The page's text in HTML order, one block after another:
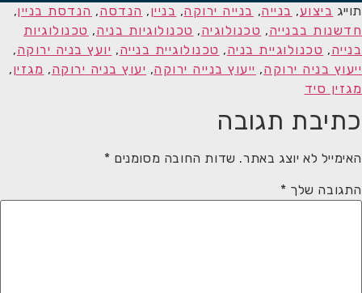
תוייג ביצוע, בנייה, בנייה ירוקה, בניין, הנדסה, הנדסת בניין,
חדשנות בבנייה, טכנולוגיה, טכנולוגיות בניה, טכנולוגיות
בנייה, טכנולוגיית בניה, טכנולוגיית בנייה, יועץ בניה ירוקה,
ייעוץ בניה ירוקה, ייעוץ בנייה ירוקה, יעוץ בניה ירוקה, מגזין,
מגזין סיד
כתיבת תגובה
האימייל לא יוצג באתר. שדות החובה מסומנים *
התגובה שלך *